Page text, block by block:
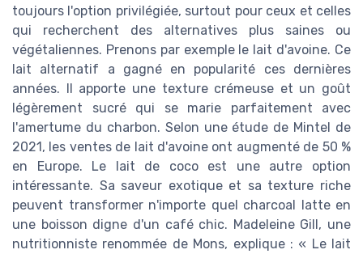
toujours l'option privilégiée, surtout pour ceux et celles
qui recherchent des alternatives plus saines ou
végétaliennes. Prenons par exemple le lait d'avoine. Ce
lait alternatif a gagné en popularité ces dernières
années. Il apporte une texture crémeuse et un goût
légèrement sucré qui se marie parfaitement avec
l'amertume du charbon. Selon une étude de Mintel de
2021, les ventes de lait d'avoine ont augmenté de 50 %
en Europe. Le lait de coco est une autre option
intéressante. Sa saveur exotique et sa texture riche
peuvent transformer n'importe quel charcoal latte en
une boisson digne d'un café chic. Madeleine Gill, une
nutritionniste renommée de Mons, explique : « Le lait